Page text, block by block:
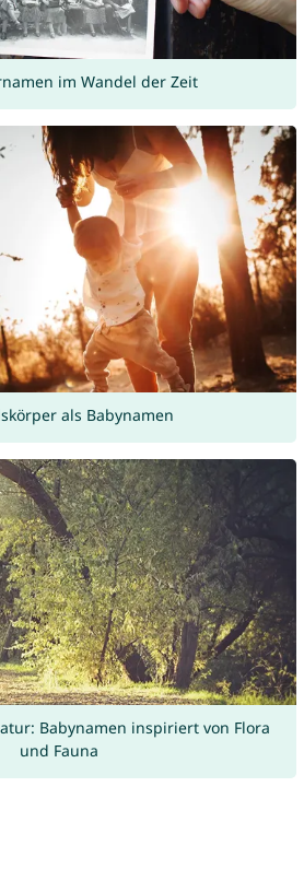
im Wandel der Zeit
als Babynamen
Babynamen inspiriert von Flora
und Fauna